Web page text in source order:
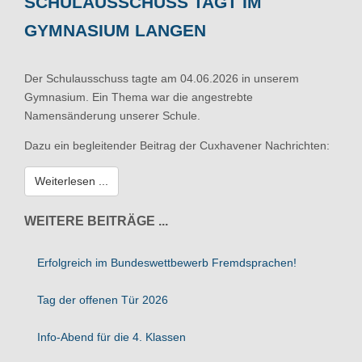
GYMNASIUM LANGEN
Der Schulausschuss tagte am 04.06.2026 in unserem
Gymnasium. Ein Thema war die angestrebte
Namensänderung unserer Schule.
Dazu ein begleitender Beitrag der Cuxhavener Nachrichten:
Weiterlesen ...
WEITERE BEITRÄGE ...
Erfolgreich im Bundeswettbewerb Fremdsprachen!
Tag der offenen Tür 2026
Info-Abend für die 4. Klassen